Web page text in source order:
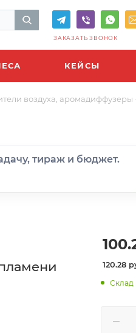
ЗАКАЗАТЬ ЗВОНОК
КЕЙСЫ
воздуха, аромадиффузеры
тираж и бюджет.
120.28
Склад